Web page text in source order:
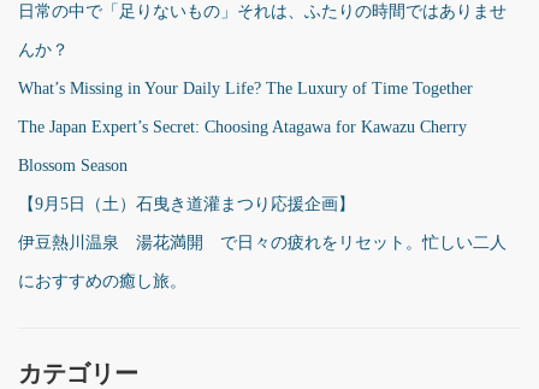
日常の中で「足りないもの」それは、ふたりの時間ではありませ
んか？
What’s Missing in Your Daily Life? The Luxury of Time Together
The Japan Expert’s Secret: Choosing Atagawa for Kawazu Cherry
Blossom Season
【9月5日（土）石曳き道灌まつり応援企画】
伊豆熱川温泉 湯花満開 で日々の疲れをリセット。忙しい二人
におすすめの癒し旅。
カテゴリー